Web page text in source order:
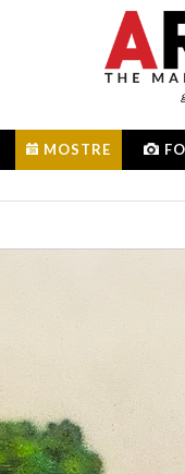
MOSTRE